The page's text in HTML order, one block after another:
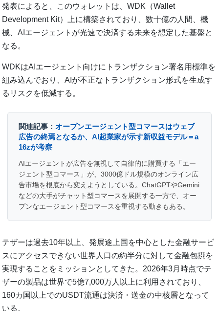
発表によると、このウォレットは、WDK（Wallet
Development Kit）上に構築されており、数十億の人間、機
械、AIエージェントが光速で決済する未来を想定した基盤と
なる。
WDKはAIエージェント向けにトランザクション署名用標準を
組み込んでおり、AIが不正なトランザクション形式を生成す
るリスクを低減する。
関連記事：オープンエージェント型コマースはウェブ
広告の終焉となるか、AI起業家が示す新収益モデル＝a
16zが考察
AIエージェントが広告を無視して自律的に購買する「エー
ジェント型コマース」が、3000億ドル規模のオンライン広
告市場を根底から変えようとしている。ChatGPTやGemini
などの大手がチャット型コマースを展開する一方で、オー
プンなエージェント型コマースを重視する動きもある。
テザーは過去10年以上、発展途上国を中心とした金融サービ
スにアクセスできない世界人口の約半分に対して金融包摂を
実現することをミッションとしてきた。2026年3月時点でテ
ザーの製品は世界で5億7,000万人以上に利用されており、
160カ国以上でのUSDT流通は決済・送金の中核層となって
いる。